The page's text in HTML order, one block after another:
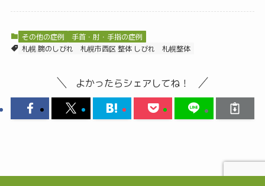
その他の症例
手首・肘・手指の症例
札幌 腕のしびれ
札幌市西区 整体 しびれ 札幌整体
よかったらシェアしてね！